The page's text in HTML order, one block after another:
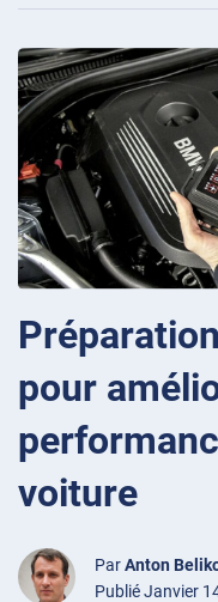
pour
voiture
ParAnton
Publié Janvier